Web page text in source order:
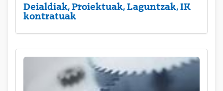
Deialdiak, Proiektuak, Laguntzak, IK
kontratuak